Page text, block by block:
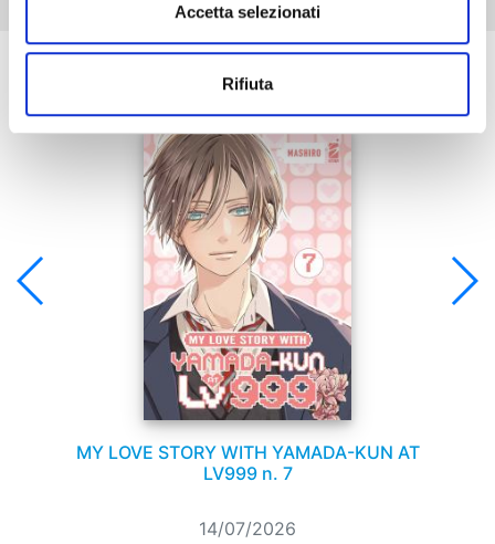
Accetta selezionati
Rifiuta
Se ti è piaciuto prova anche:
MY LOVE STORY WITH YAMADA-KUN AT
LV999 n. 7
14/07/2026